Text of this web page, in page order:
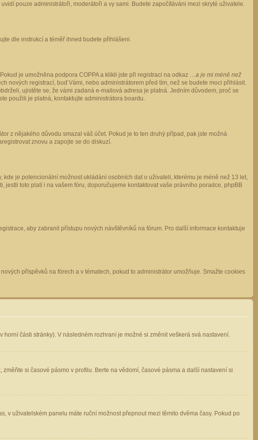
pouze administrátoři, moderátoři a vy sami. Budete započítáváni mezi skryté uživatele.
dle instrukcí a téměř ihned budete přihlášeni.
je umožněna podpora COPPA a klikli jste při registraci na odkaz …a je mi méně než
nových registrací, buď Vámi, nebo administrátorem před tím, než se budete moci přihlásit.
ujistěte se, že vámi zadaná e-mailová adresa je platná. Jedním důvodem, proč se
použili je platná, kontaktujte administrátora boardu.
z nějakého důvodu smazal váš účet. Pokud je to ten druhý případ, pak jste možná
znovu a zapojte se do diskuzí.
je potencionální možnost ukládání osobních dat o uživateli, kterému je méně než 13 let,
toto platí i na vašem fóru, doporučujeme kontaktovat vaše právního poradce, phpBB
aby zabranil přístupu nových návštěvníků na fórum. Pro další informace kontaktuje
příspěvků na fórech a v tématech, pokud to administrátor umožňuje. Smažte cookies
horní části stránky). V následném rozhraní je možné si změnit veškerá svá nastavení.
si časové pásmo v profilu. Berte na vědomí, časové pásma a další nastavení si
v uživatelském panelu máte ruční možnost přepnout mezi těmito dvěma časy. Pokud po